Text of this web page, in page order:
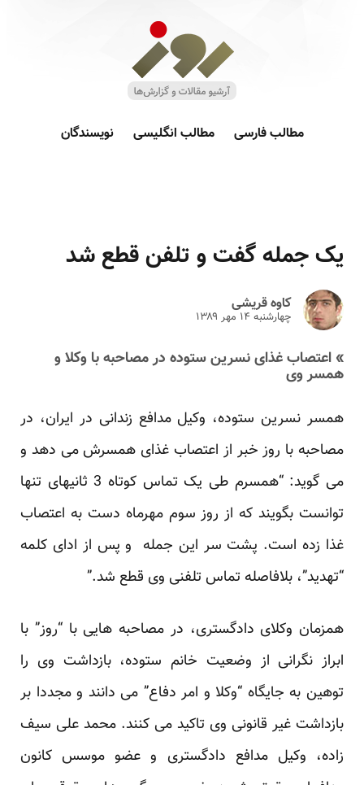
مطالب فارسی مطالب انگلیسی نویسندگان
یک جمله گفت و تلفن قطع شد
کاوه قریشی
چهارشنبه ۱۴ مهر ۱۳۸۹
» اعتصاب غذای نسرین ستوده در مصاحبه با وکلا و
همسر وی
همسر نسرین ستوده، وکیل مدافع زندانی در ایران، در
مصاحبه با روز خبر از اعتصاب غذای همسرش می دهد و
می گوید: “همسرم طی یک تماس کوتاه 3 ثانیه­ای تنها
توانست بگویند که از روز سوم مهرماه دست به اعتصاب
غذا زده است. پشت سر این جمله و پس از ادای کلمه
“تهدید”، بلافاصله تماس تلفنی وی قطع شد.”
همزمان وکلای دادگستری، در مصاحبه هایی با “روز” با
ابراز نگرانی از وضعیت خانم ستوده، بازداشت وی را
توهین به جایگاه “وکلا و امر دفاع” می دانند و مجددا بر
بازداشت غیر قانونی وی تاکید می کنند. محمد علی سیف
زاده، وکیل مدافع دادگستری و عضو موسس کانون